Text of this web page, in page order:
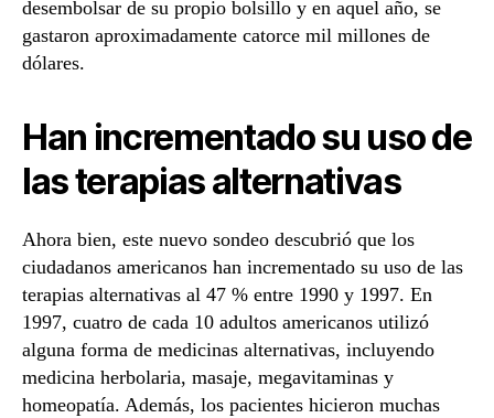
desembolsar de su propio bolsillo y en aquel año, se
gastaron aproximadamente catorce mil millones de
dólares.
Han incrementado su uso de
las terapias alternativas
Ahora bien, este nuevo sondeo descubrió que los
ciudadanos americanos han incrementado su uso de las
terapias alternativas al 47 % entre 1990 y 1997. En
1997, cuatro de cada 10 adultos americanos utilizó
alguna forma de medicinas alternativas, incluyendo
medicina herbolaria, masaje, megavitaminas y
homeopatía. Además, los pacientes hicieron muchas